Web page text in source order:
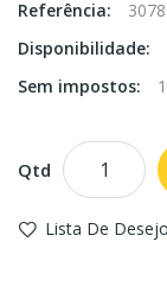
Referência:
3078
Disponibilidade:
Sem impostos:
Qtd
Lista De